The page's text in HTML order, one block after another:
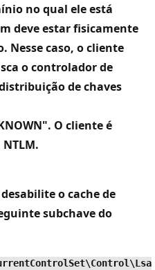
no qual ele está
deve estar fisicamente
Nesse caso, o cliente
o controlador de
de chaves
O cliente é
o cache de
subchave do